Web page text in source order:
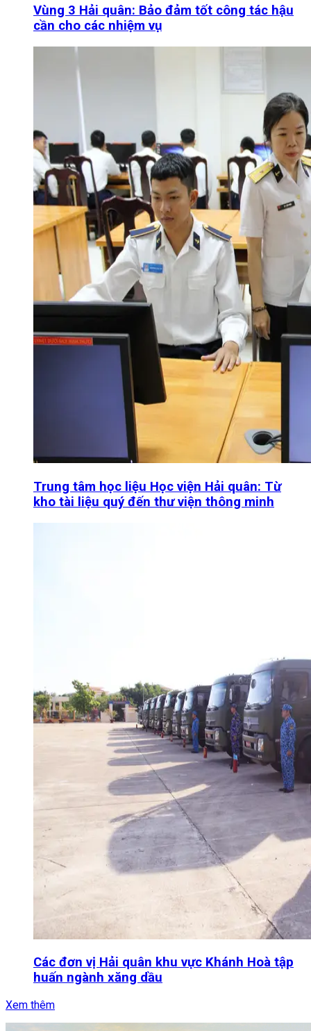
Vùng 3 Hải quân: Bảo đảm tốt công tác hậu
cần cho các nhiệm vụ
Trung tâm học liệu Học viện Hải quân: Từ
kho tài liệu quý đến thư viện thông minh
Các đơn vị Hải quân khu vực Khánh Hoà tập
huấn ngành xăng dầu
Xem thêm